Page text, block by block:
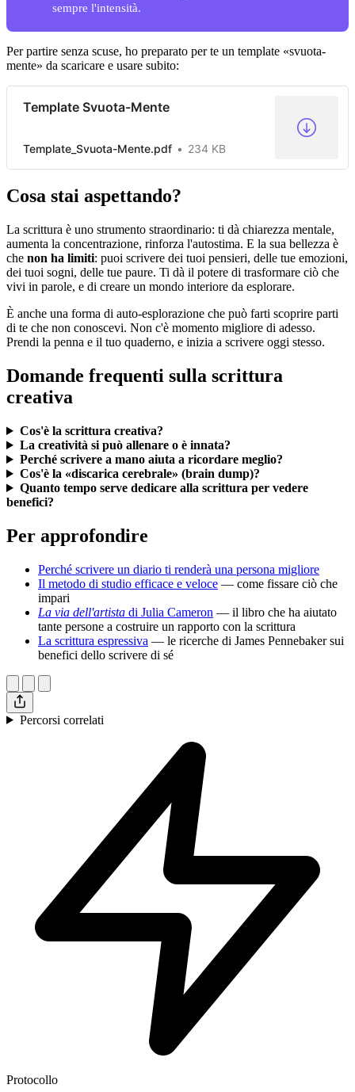
sempre l'intensità.
Per partire senza scuse, ho preparato per te un template «svuota-
mente» da scaricare e usare subito:
Template Svuota-Mente
Template_Svuota-Mente.pdf 234 KB
Cosa stai aspettando?
La scrittura è uno strumento straordinario: ti dà chiarezza mentale,
aumenta la concentrazione, rinforza l'autostima. E la sua bellezza è
che non ha limiti: puoi scrivere dei tuoi pensieri, delle tue emozioni,
dei tuoi sogni, delle tue paure. Ti dà il potere di trasformare ciò che
vivi in parole, e di creare un mondo interiore da esplorare.
È anche una forma di auto-esplorazione che può farti scoprire parti
di te che non conoscevi. Non c'è momento migliore di adesso.
Prendi la penna e il tuo quaderno, e inizia a scrivere oggi stesso.
Domande frequenti sulla scrittura
creativa
Cos'è la scrittura creativa?
La creatività si può allenare o è innata?
Perché scrivere a mano aiuta a ricordare meglio?
Cos'è la «discarica cerebrale» (brain dump)?
Quanto tempo serve dedicare alla scrittura per vedere
benefici?
Per approfondire
Perché scrivere un diario ti renderà una persona migliore
Il metodo di studio efficace e veloce — come fissare ciò che
impari
La via dell'artista di Julia Cameron — il libro che ha aiutato
tante persone a costruire un rapporto con la scrittura
La scrittura espressiva — le ricerche di James Pennebaker sui
benefici dello scrivere di sé
Percorsi correlati
Protocollo